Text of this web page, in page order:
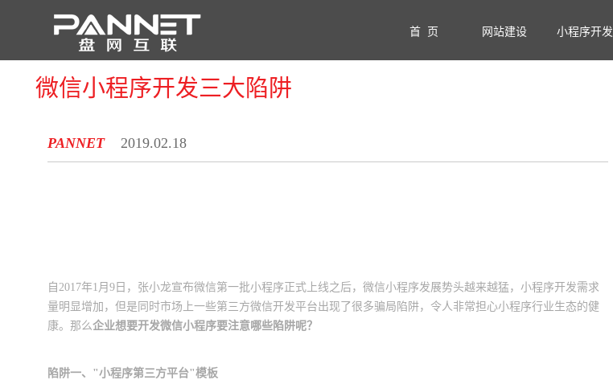
首 页 网站建设 小程序开发
微信小程序开发三大陷阱
PANNET 2019.02.18
自2017年1月9日，张小龙宣布微信第一批小程序正式上线之后，微信小程序发展势头越来越猛，小程序开发需求
量明显增加，但是同时市场上一些第三方微信开发平台出现了很多骗局陷阱，令人非常担心小程序行业生态的健
康。那么企业想要开发微信小程序要注意哪些陷阱呢？
陷阱一、"小程序第三方平台"模板